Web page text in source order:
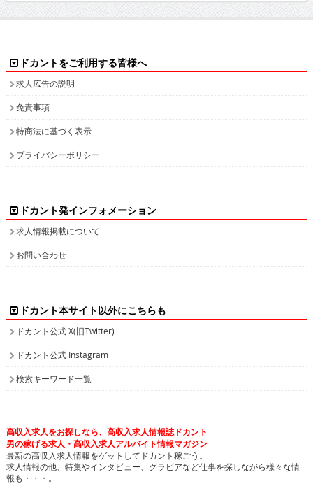
ドカントをご利用する皆様へ
求人広告の説明
免責事項
特商法に基づく表示
プライバシーポリシー
ドカント発インフォメーション
求人情報掲載について
お問い合わせ
ドカント本サイト以外にこちらも
ドカント公式 X(旧Twitter)
ドカント公式 Instagram
検索キーワード一覧
高収入求人をお探しなら、高収入求人情報誌ドカント
男の稼げる求人・高収入求人アルバイト情報マガジン
最新の高収入求人情報をゲットしてドカント稼ごう。
求人情報の他、特集やインタビュー、グラビアなど仕事を探しながら様々な情
報も・・・。